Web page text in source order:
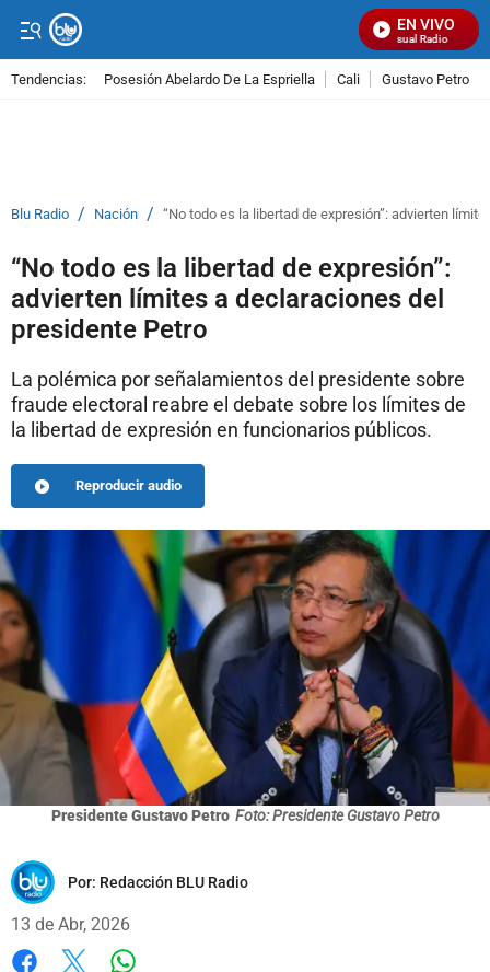
EN VIVO
Señal Visual Radio
Tendencias: Posesión Abelardo De La Espriella Cali Gustavo Petro
Blu Radio / Nación / “No todo es la libertad de expresión”: advierten
“No todo es la libertad de expresión”:
advierten límites a declaraciones del
presidente Petro
La polémica por señalamientos del presidente sobre
fraude electoral reabre el debate sobre los límites de
la libertad de expresión en funcionarios públicos.
Reproducir audio
Presidente Gustavo Petro Foto: Presidente Gustavo Petro
Por: Redacción BLU Radio
13 de Abr, 2026